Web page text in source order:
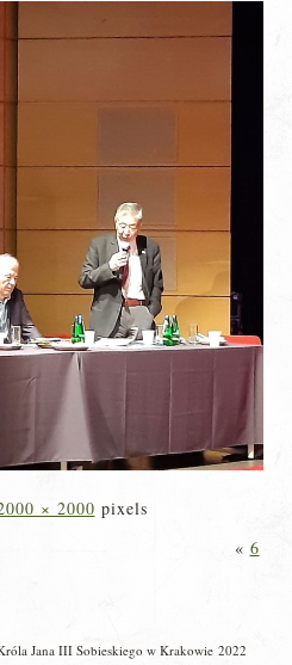
× 2000 pixels
« 6
Jana III Sobieskiego w Krakowie 2022